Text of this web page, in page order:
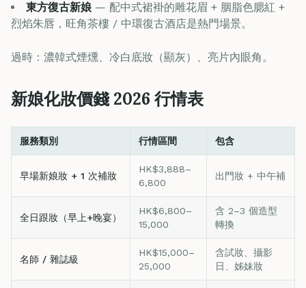
東方復古新娘 — 配中式裙褂的雕花眉 + 胭脂色腮紅 +
烈焰朱唇，旺角茶樓 / 中環復古酒店是熱門場景。
過時：濃韓式煙燻、冷白底妝（顯灰）、亮片內眼角。
新娘化妝價錢 2026 行情表
服務類別 行情區間 包含
早場新娘妝 + 1 次補妝
HK$3,888–
6,800
出門妝 + 中午補
全日跟妝（早上+晚宴）
HK$6,800–
15,000
含 2–3 個造型
轉換
名師 / 雜誌級
HK$15,000–
25,000
含試妝、攝影
日、姊妹妝